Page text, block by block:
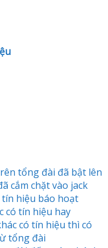
tổng đài đã bật lên
cắm chặt vào jack
hiệu báo hoạt
có tín hiệu hay
có tín hiệu thì có
tổng đài